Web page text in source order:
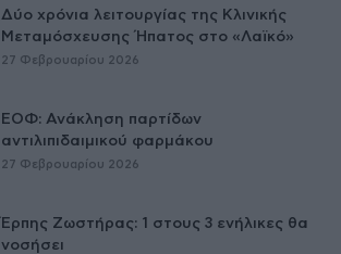
Δύο χρόνια λειτουργίας της Κλινικής
Μεταμόσχευσης Ήπατος στο «Λαϊκό»
27 Φεβρουαρίου 2026
ΕΟΦ: Ανάκληση παρτίδων
αντιλιπιδαιμικού φαρμάκου
27 Φεβρουαρίου 2026
Έρπης Ζωστήρας: 1 στους 3 ενήλικες θα
νοσήσει